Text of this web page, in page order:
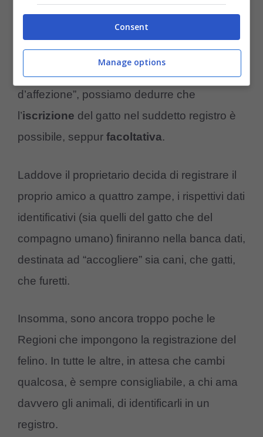
regionale
Pertanto, trattandosi comunque di “banca
dati degli animali da compagnia o
d’affezione”, possiamo dedurre che
l’iscrizione del gatto nel suddetto registro è
possibile, seppur facoltativa.
Laddove il proprietario decida di registrare il
proprio amico a quattro zampe, i rispettivi dati
identificativi (sia quelli del gatto che del
compagno umano) finiranno nella banca dati,
destinata ad “accogliere” sia cani, che gatti,
che furetti.
Insomma, sono ancora troppo poche le
Regioni che impongono la registrazione del
felino. In tutte le altre, in attesa che cambi
qualcosa, è sempre consigliabile, a chi ama
davvero gli animali, di identificarli in un
registro.
Consent
Manage options